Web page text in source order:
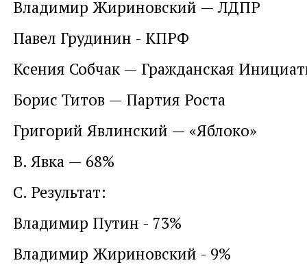
Владимир Жириновский — ЛДПР
Павел Грудинин - КПРФ
Ксения Собчак — Гражданская
Борис Титов — Партия Роста
Григорий Явлинский — «Яблоко»
В. Явка — 68%
С. Результат:
Владимир Путин - 73%
Владимир Жириновский - 9%